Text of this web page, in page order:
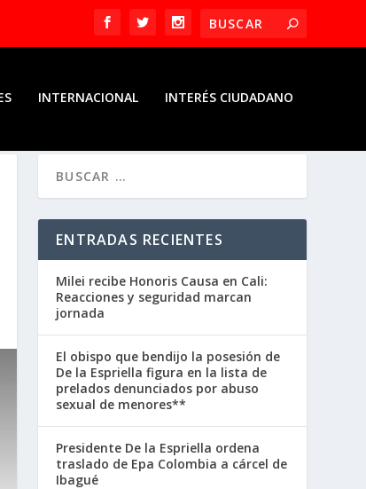
INTERNACIONAL INTERÉS CIUDADANO
ENTRADAS RECIENTES
Milei recibe Honoris Causa en Cali:
Reacciones y seguridad marcan
jornada
El obispo que bendijo la posesión de
De la Espriella figura en la lista de
prelados denunciados por abuso
sexual de menores**
Presidente De la Espriella ordena
traslado de Epa Colombia a cárcel de
Ibagué